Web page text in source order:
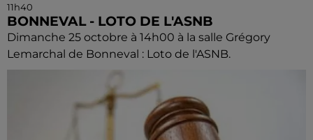
11h40
BONNEVAL - LOTO DE L'ASNB
Dimanche 25 octobre à 14h00 à la salle Grégory
Lemarchal de Bonneval : Loto de l'ASNB.